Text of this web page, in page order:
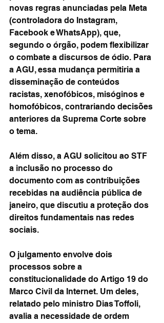
novas regras anunciadas pela Meta
(controladora do Instagram,
Facebook e WhatsApp), que,
segundo o órgão, podem flexibilizar
o combate a discursos de ódio. Para
a AGU, essa mudança permitiria a
disseminação de conteúdos
racistas, xenofóbicos, misóginos e
homofóbicos, contrariando decisões
anteriores da Suprema Corte sobre
o tema.
Além disso, a AGU solicitou ao STF
a inclusão no processo do
documento com as contribuições
recebidas na audiência pública de
janeiro, que discutiu a proteção dos
direitos fundamentais nas redes
sociais.
O julgamento envolve dois
processos sobre a
constitucionalidade do Artigo 19 do
Marco Civil da Internet. Um deles,
relatado pelo ministro Dias Toffoli,
avalia a necessidade de ordem